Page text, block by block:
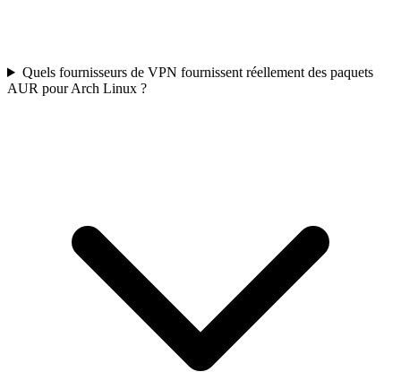
Quels fournisseurs de VPN fournissent réellement des paquets
AUR pour Arch Linux ?